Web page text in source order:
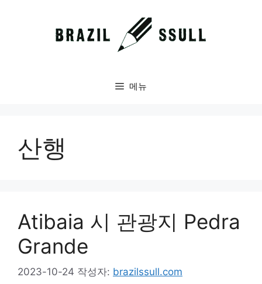
메뉴
산행
Atibaia 시 관광지 Pedra
Grande
2023-10-24 작성자: brazilssull.com